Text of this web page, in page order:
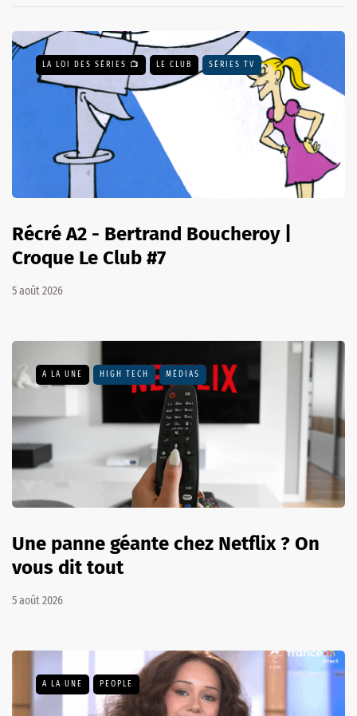
LA LOI DES SÉRIES 📺 LE CLUB SÉRIES TV
Récré A2 - Bertrand Boucheroy |
Croque Le Club #7
5 août 2026
A LA UNE HIGH TECH MÉDIAS
Une panne géante chez Netflix ? On
vous dit tout
5 août 2026
A LA UNE PEOPLE